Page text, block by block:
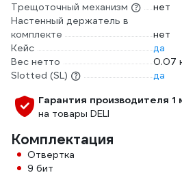
Трещоточный механизм
нет
Настенный держатель в
комплекте
нет
Кейс
да
Вес нетто
0.07
Slotted (SL)
да
Гарантия производителя 1
на товары DELI
Комплектация
Отвертка
9 бит